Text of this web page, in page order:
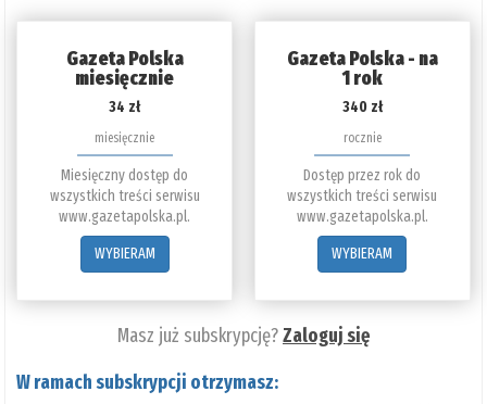
Gazeta Polska
miesięcznie
34 zł
miesięcznie
Miesięczny dostęp do
wszystkich treści serwisu
www.gazetapolska.pl.
WYBIERAM
Gazeta Polska - na
1 rok
340 zł
rocznie
Dostęp przez rok do
wszystkich treści serwisu
www.gazetapolska.pl.
WYBIERAM
Masz już subskrypcję?Zaloguj się
W ramach subskrypcji otrzymasz: